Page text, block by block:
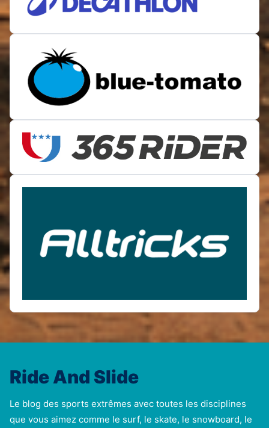
Ride And Slide
Le blog des sports extrêmes avec toutes les disciplines
que vous aimez comme le surf, le skate, le snowboard, le